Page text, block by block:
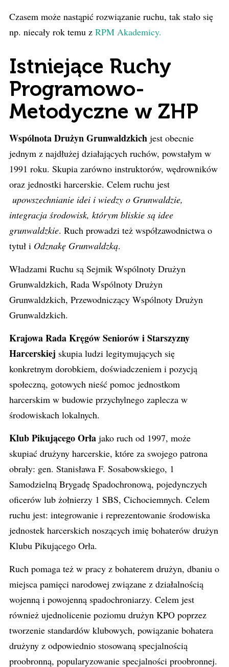
Czasem może nastąpić rozwiązanie ruchu, tak stało się
np. niecały rok temu z RPM Akademicy.
Istniejące Ruchy
Programowo-
Metodyczne w ZHP
Wspólnota Drużyn Grunwaldzkich jest obecnie
jednym z najdłużej działających ruchów, powstałym w
1991 roku. Skupia zarówno instruktorów, wędrowników
oraz jednostki harcerskie. Celem ruchu jest
upowszechnianie idei i wiedzy o Grunwaldzie,
integracja środowisk, którym bliskie są idee
grunwaldzkie. Ruch prowadzi też współzawodnictwa o
tytuł i Odznakę Grunwaldzką.
Władzami Ruchu są Sejmik Wspólnoty Drużyn
Grunwaldzkich, Rada Wspólnoty Drużyn
Grunwaldzkich, Przewodniczący Wspólnoty Drużyn
Grunwaldzkich.
Krajowa Rada Kręgów Seniorów i Starszyzny
Harcerskiej skupia ludzi legitymujących się
konkretnym dorobkiem, doświadczeniem i pozycją
społeczną, gotowych nieść pomoc jednostkom
harcerskim w budowie przychylnego zaplecza w
środowiskach lokalnych.
Klub Pikującego Orła jako ruch od 1997, może
skupiać drużyny harcerskie, które za swojego patrona
obrały: gen. Stanisława F. Sosabowskiego, 1
Samodzielną Brygadę Spadochronową, pojedynczych
oficerów lub żołnierzy 1 SBS, Cichociemnych. Celem
ruchu jest: integrowanie i reprezentowanie środowiska
jednostek harcerskich noszących imię bohaterów drużyn
Klubu Pikującego Orła.
Ruch pomaga też w pracy z bohaterem drużyn, dbaniu o
miejsca pamięci narodowej związane z działalnością
wojenną i powojenną spadochroniarzy. Celem jest
również ujednolicenie poziomu drużyn KPO poprzez
tworzenie standardów klubowych, powiązanie bohatera
drużyny z odpowiednio stosowaną specjalnością
proobronną, popularyzowanie specjalności proobronnej.